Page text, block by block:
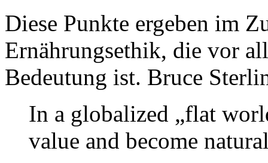
Diese Punkte ergeben im
Ernährungsethik, die vor
Bedeutung ist. Bruce
In a globalized „flat
value and become